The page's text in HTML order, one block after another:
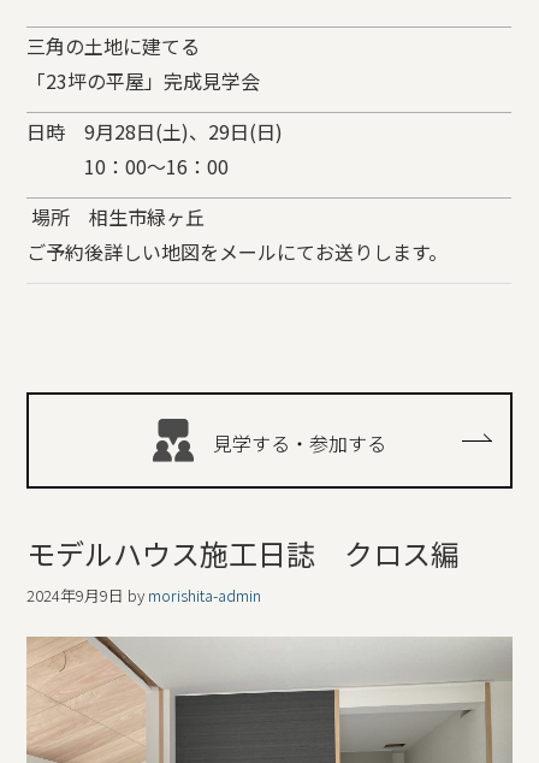
三角の土地に建てる
「23坪の平屋」完成見学会
日時 9月28日(土)、29日(日)
10：00～16：00
場所 相生市緑ヶ丘
ご予約後詳しい地図をメールにてお送りします。
見学する・参加する
モデルハウス施工日誌 クロス編
2024年9月9日 by morishita-admin